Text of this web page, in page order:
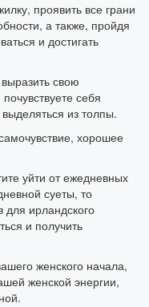
проявить все грани
а также, пройдя
и достигать
свою
себя
из толпы.
хорошее
уйти от ежедневных
суеты, то
для ирландского
и получить
женского начала,
женской энергии,